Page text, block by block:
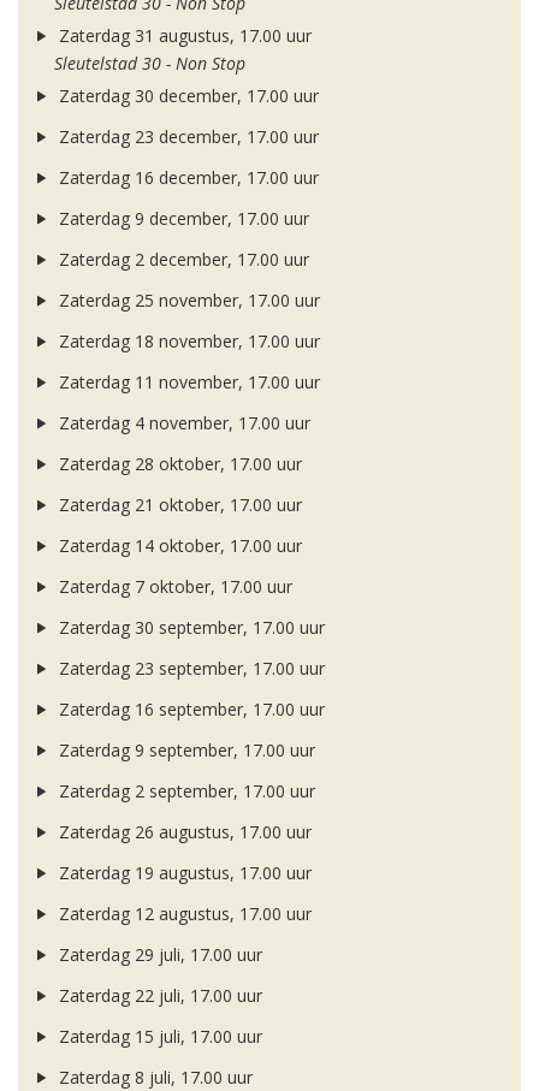
Zaterdag 31 augustus, 17.00 uur
Sleutelstad 30 - Non Stop
Zaterdag 30 december, 17.00 uur
Zaterdag 23 december, 17.00 uur
Zaterdag 16 december, 17.00 uur
Zaterdag 9 december, 17.00 uur
Zaterdag 2 december, 17.00 uur
Zaterdag 25 november, 17.00 uur
Zaterdag 18 november, 17.00 uur
Zaterdag 11 november, 17.00 uur
Zaterdag 4 november, 17.00 uur
Zaterdag 28 oktober, 17.00 uur
Zaterdag 21 oktober, 17.00 uur
Zaterdag 14 oktober, 17.00 uur
Zaterdag 7 oktober, 17.00 uur
Zaterdag 30 september, 17.00 uur
Zaterdag 23 september, 17.00 uur
Zaterdag 16 september, 17.00 uur
Zaterdag 9 september, 17.00 uur
Zaterdag 2 september, 17.00 uur
Zaterdag 26 augustus, 17.00 uur
Zaterdag 19 augustus, 17.00 uur
Zaterdag 12 augustus, 17.00 uur
Zaterdag 29 juli, 17.00 uur
Zaterdag 22 juli, 17.00 uur
Zaterdag 15 juli, 17.00 uur
Zaterdag 8 juli, 17.00 uur